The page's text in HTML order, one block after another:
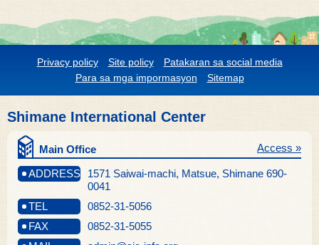
Privacy policy Site policy
Patakaran sa social media
Para sa mga impormasyon
Sitemap
Shimane International Center
Main Office
ADDRESS
1571 Saiwai-machi, Matsue, Shimane 690-
0041
Access »
TEL
0852-31-5056
FAX
0852-31-5055